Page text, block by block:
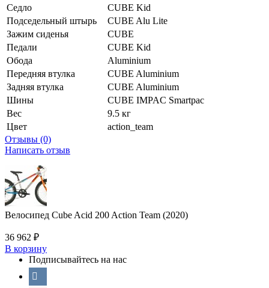
Седло
CUBE Kid
Подседельный штырь
CUBE Alu Lite
Зажим сиденья
CUBE
Педали
CUBE Kid
Обода
Aluminium
Передняя втулка
CUBE Aluminium
Задняя втулка
CUBE Aluminium
Шины
CUBE IMPAC Smartpac
Вес
9.5 кг
Цвет
action_team
Отзывы (0)
Написать отзыв
Велосипед Cube Acid 200 Action Team (2020)
36 962 ₽
В корзину
Подписывайтесь на нас